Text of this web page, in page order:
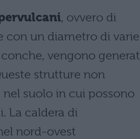
, ovvero di
con un diametro di varie
vengono
strutture non
suolo in cui possono
La caldera di
nord-ovest